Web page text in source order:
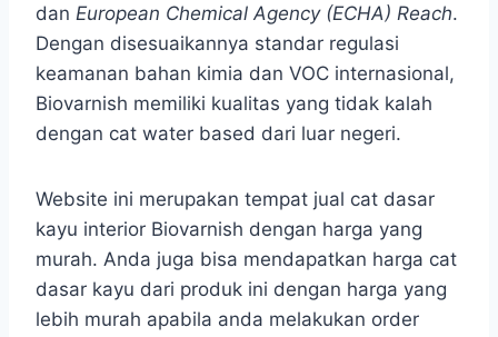
dan European Chemical Agency (ECHA) Reach.
Dengan disesuaikannya standar regulasi
keamanan bahan kimia dan VOC internasional,
Biovarnish memiliki kualitas yang tidak kalah
dengan cat water based dari luar negeri.
Website ini merupakan tempat jual cat dasar
kayu interior Biovarnish dengan harga yang
murah. Anda juga bisa mendapatkan harga cat
dasar kayu dari produk ini dengan harga yang
lebih murah apabila anda melakukan order